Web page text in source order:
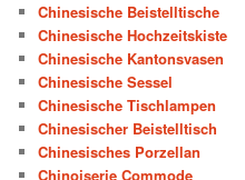
Chinesische Beistelltische
Chinesische Hochzeitskiste
Chinesische Kantonsvasen
Chinesische Sessel
Chinesische Tischlampen
Chinesischer Beistelltisch
Chinesisches Porzellan
Chinoiserie Commode